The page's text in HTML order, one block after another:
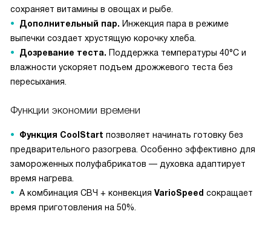
сохраняет витамины в овощах и рыбе.
Дополнительный пар. Инжекция пара в режиме
выпечки создает хрустящую корочку хлеба.
Дозревание теста. Поддержка температуры 40°C и
влажности ускоряет подъем дрожжевого теста без
пересыхания.
Функции экономии времени
Функция CoolStart позволяет начинать готовку без
предварительного разогрева. Особенно эффективно для
замороженных полуфабрикатов — духовка адаптирует
время нагрева.
А комбинация СВЧ + конвекция VarioSpeed сокращает
время приготовления на 50%.